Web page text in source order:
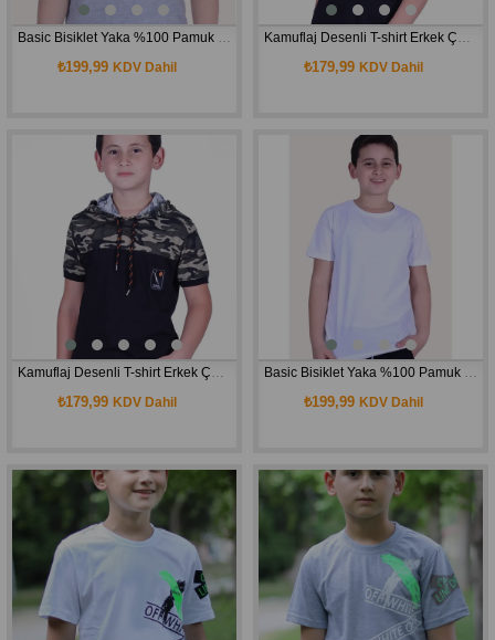
₺199,99KDV Dahil ₺179,99KDV Dahil
₺179,99KDV Dahil ₺199,99KDV Dahil